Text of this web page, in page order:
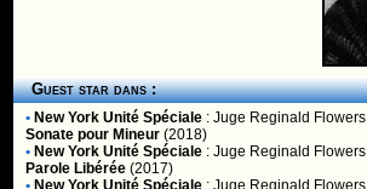
Guest star dans :
• New York Unité Spéciale :Juge Reginald Flowers
Sonate pour Mineur (2018)
• New York Unité Spéciale :Juge Reginald Flowers
Parole Libérée (2017)
• New York Unité Spéciale :Juge Reginald Flowers